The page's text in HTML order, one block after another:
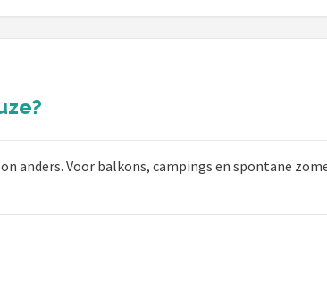
anders. Voor balkons, campings en spontane